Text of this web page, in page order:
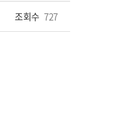
조회수 727